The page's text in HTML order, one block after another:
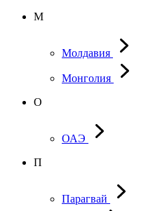
М
Молдавия
Монголия
О
ОАЭ
П
Парагвай